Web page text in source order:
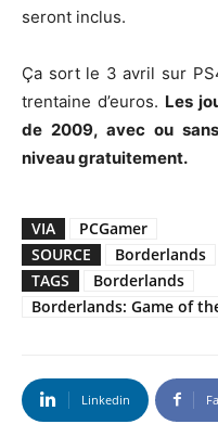
seront inclus.
Ça sort le 3 avril sur
trentaine d’euros. Les
de 2009, avec ou
niveau gratuitement.
VIA
PCGamer
SOURCE
Borderlands
TAGS
Borderlands
Borderlands: Game of
Linkedin